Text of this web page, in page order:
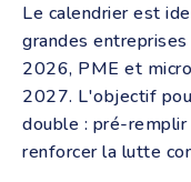
Le calendrier est
grandes
2026, PME et
2027. L'objectif
double : pré-
renforcer la lutte